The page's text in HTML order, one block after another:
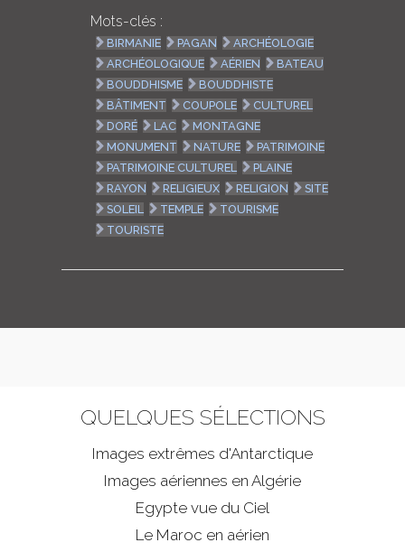
Mots-clés :
BIRMANIE PAGAN
ARCHÉOLOGIE
ARCHÉOLOGIQUE
AÉRIEN
BATEAU
BOUDDHISME
BOUDDHISTE
BÂTIMENT
COUPOLE
CULTUREL
DORÉ
LAC
MONTAGNE
MONUMENT
NATURE
PATRIMOINE
PATRIMOINE CULTUREL
PLAINE
RAYON
RELIGIEUX RELIGION
SITE
SOLEIL
TEMPLE
TOURISME
TOURISTE
QUELQUES SÉLECTIONS
Images extrêmes d'Antarctique
Images aériennes en Algérie
Egypte vue du Ciel
Le Maroc en aérien